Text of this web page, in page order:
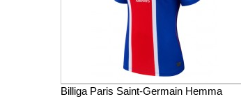
Billiga Paris Saint-Germain Hemma